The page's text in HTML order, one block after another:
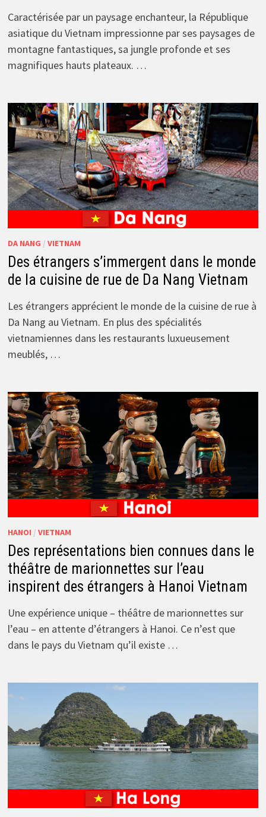
Caractérisée par un paysage enchanteur, la République
asiatique du Vietnam impressionne par ses paysages de
montagne fantastiques, sa jungle profonde et ses
magnifiques hauts plateaux. …
DA NANG / VIETNAM
Des étrangers s’immergent dans le monde
de la cuisine de rue de Da Nang Vietnam
Les étrangers apprécient le monde de la cuisine de rue à
Da Nang au Vietnam. En plus des spécialités
vietnamiennes dans les restaurants luxueusement
meublés, …
HANOI / VIETNAM
Des représentations bien connues dans le
théâtre de marionnettes sur l’eau
inspirent des étrangers à Hanoi Vietnam
Une expérience unique – théâtre de marionnettes sur
l’eau – en attente d’étrangers à Hanoi. Ce n’est que
dans le pays du Vietnam qu’il existe …